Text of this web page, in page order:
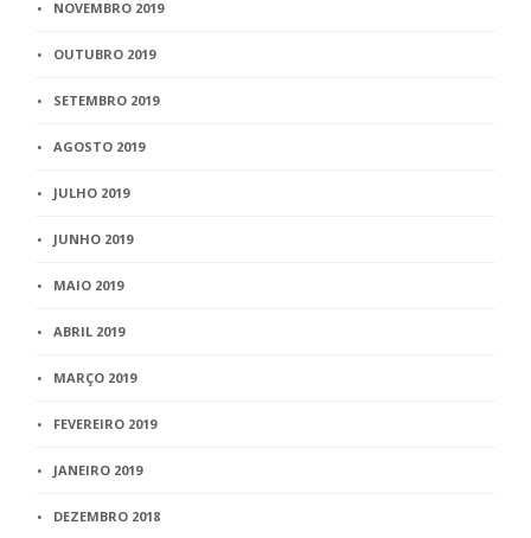
NOVEMBRO 2019
OUTUBRO 2019
SETEMBRO 2019
AGOSTO 2019
JULHO 2019
JUNHO 2019
MAIO 2019
ABRIL 2019
MARÇO 2019
FEVEREIRO 2019
JANEIRO 2019
DEZEMBRO 2018